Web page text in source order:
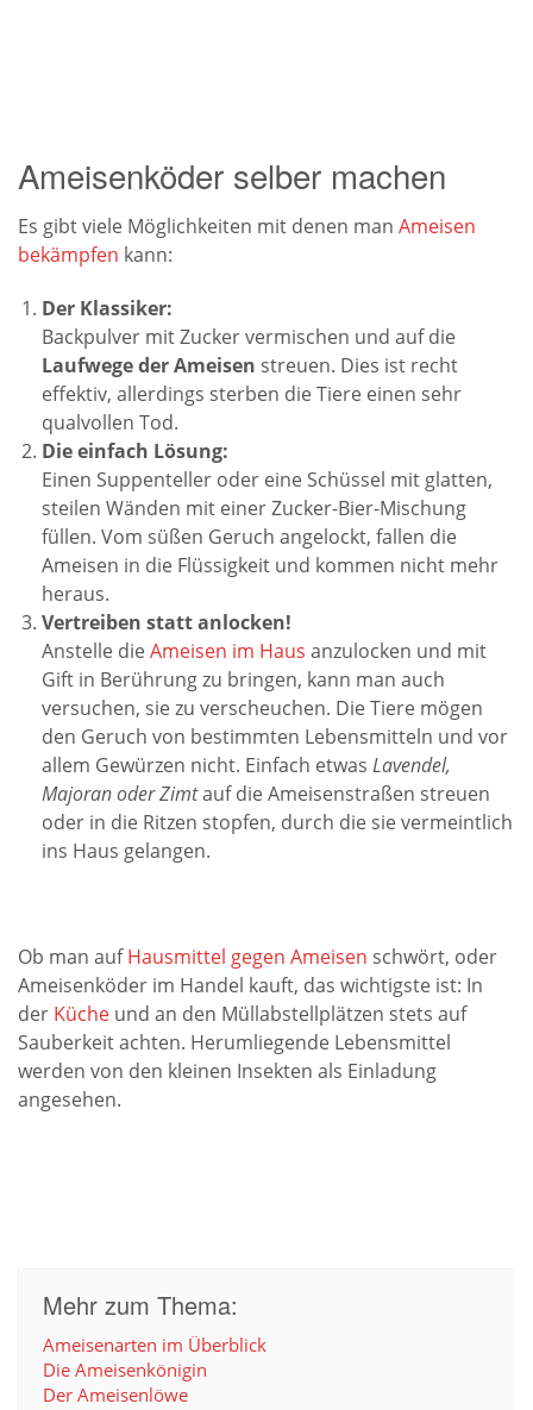
Ameisenköder selber machen
Es gibt viele Möglichkeiten mit denen man Ameisen
bekämpfen kann:
Der Klassiker:
Backpulver mit Zucker vermischen und auf die
Laufwege der Ameisen streuen. Dies ist recht
effektiv, allerdings sterben die Tiere einen sehr
qualvollen Tod.
Die einfach Lösung:
Einen Suppenteller oder eine Schüssel mit glatten,
steilen Wänden mit einer Zucker-Bier-Mischung
füllen. Vom süßen Geruch angelockt, fallen die
Ameisen in die Flüssigkeit und kommen nicht mehr
heraus.
Vertreiben statt anlocken!
Anstelle dieAmeisen im Haus anzulocken und mit
Gift in Berührung zu bringen, kann man auch
versuchen, sie zu verscheuchen. Die Tiere mögen
den Geruch von bestimmten Lebensmitteln und vor
allem Gewürzen nicht. Einfach etwas Lavendel,
Majoran oder Zimtauf die Ameisenstraßen streuen
oder in die Ritzen stopfen, durch die sie vermeintlich
ins Haus gelangen.
Ob man aufHausmittel gegen Ameisen schwört, oder
Ameisenköder im Handel kauft, das wichtigste ist: In
der Küche und an den Müllabstellplätzen stets auf
Sauberkeit achten. Herumliegende Lebensmittel
werden von den kleinen Insekten als Einladung
angesehen.
Mehr zum Thema:
Ameisenarten im Überblick
Die Ameisenkönigin
Der Ameisenlöwe